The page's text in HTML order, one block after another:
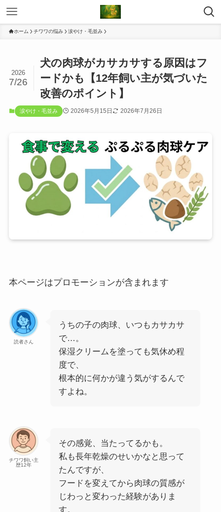
ホーム チワワの悩み 涙やけ・毛並み
犬の肉球がカサカサする原因はフ
ードかも【12年飼い主が気づいた
改善のポイント】
2026
7/26
涙やけ・毛並み 2026年5月15日 2026年7月26日
本ページはプロモーションが含まれます
読者さん
うちの子の肉球、いつもカサカサ
で…。
保湿クリームを塗っても気休め程
度で、
根本的に何かが違う気がするんで
すよね。
チワワ飼い主
歴12年
その感覚、当たってるかも。
私も長年乾燥のせいかなと思って
たんですが、
フードを変えてから肉球の質感が
じわっと変わった経験がありま
す。